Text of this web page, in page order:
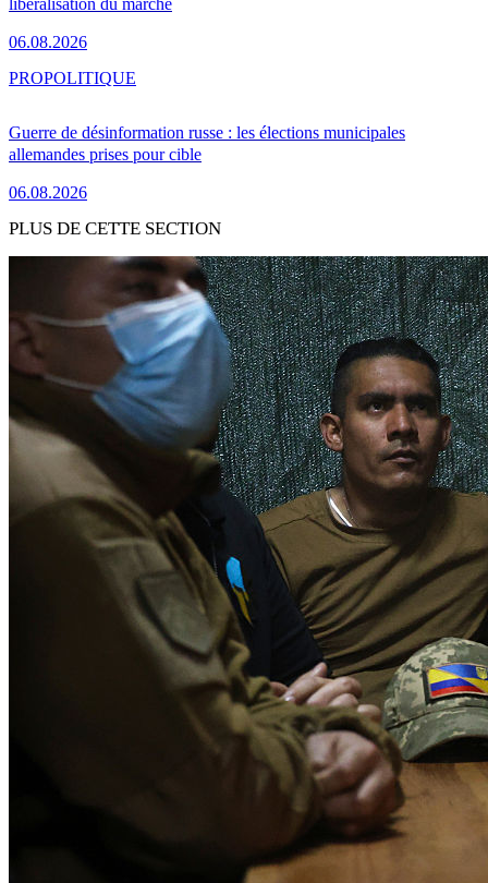
libéralisation du marché
06.08.2026
Guerre de désinformation russe : les élections municipales
allemandes prises pour cible
06.08.2026
PROPOLITIQUE
PLUS DE CETTE SECTION